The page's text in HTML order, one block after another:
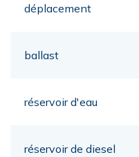
déplacement
ballast
réservoir d'eau
réservoir de diesel